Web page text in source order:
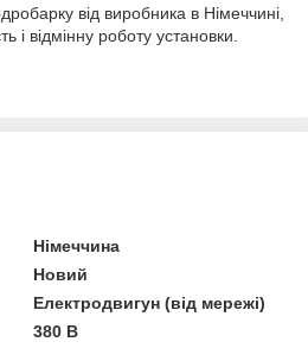
від виробника в Німеччині,
і відмінну роботу установки.
Німеччина
Новий
Електродвигун (від мережі)
380 В